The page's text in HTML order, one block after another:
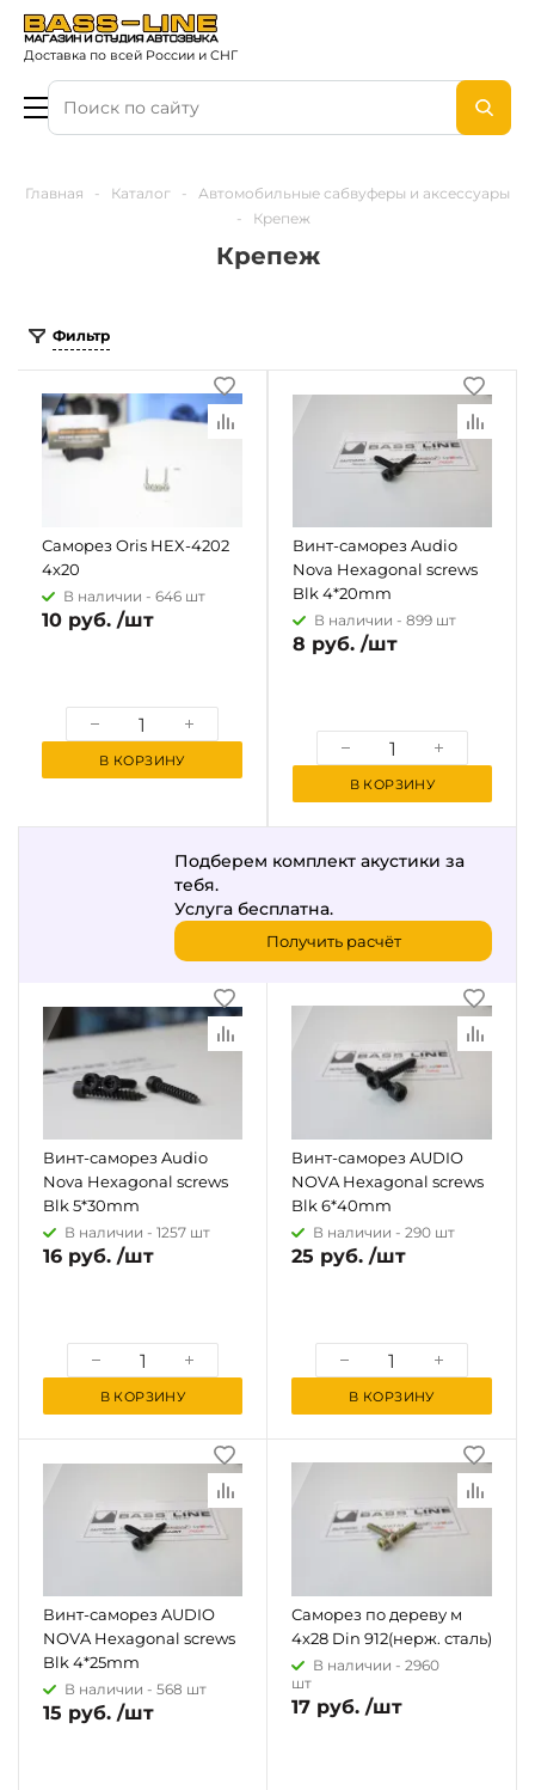
Доставка по всей России и СНГ
Главная - Каталог -
Автомобильные сабвуферы и аксессуары
-
Крепеж
Крепеж
Фильтр
Саморез Oris HEX-4202
4х20
В наличии - 646 шт
10 руб. /шт
В КОРЗИНУ
Винт-саморез Audio
Nova Hexagonal screws
Blk 4*20mm
В наличии - 899 шт
8 руб. /шт
В КОРЗИНУ
Подберем комплект акустики за
тебя.
Услуга бесплатна.
Получить расчёт
Винт-саморез Audio
Nova Hexagonal screws
Blk 5*30mm
В наличии - 1257 шт
16 руб. /шт
В КОРЗИНУ
Винт-саморез AUDIO
NOVA Hexagonal screws
Blk 6*40mm
В наличии - 290 шт
25 руб. /шт
В КОРЗИНУ
Винт-саморез AUDIO
NOVA Hexagonal screws
Blk 4*25mm
В наличии - 568 шт
15 руб. /шт
Саморез по дереву м
4х28 Din 912(нерж. сталь)
В наличии - 2960
шт
17 руб. /шт